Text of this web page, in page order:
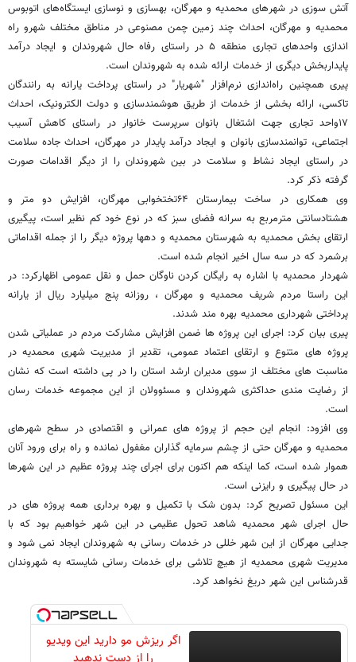
آتش سوزی در شهرهای محمدیه و مهرگان، بهسازی و نوسازی ایستگاه‌های اتوبوس
محمدیه و مهرگان، احداث چند زمین چمن مصنوعی در مناطق مختلف شهرو راه
اندازی واحدهای تجاری منطقه ۵ در راستای رفاه حال شهروندان و ایجاد درآمد
پایداربخش دیگری از خدمات ارائه شده به شهروندان است.
پیری همچنین راه‌اندازی نرم‌افزار "شهریار" در راستای پرداخت یارانه به رانندگان
تاکسی، ارائه بخشی از خدمات از طریق هوشمندسازی و دولت الکترونیک، احداث
۱۷واحد تجاری جهت اشتغال بانوان سرپرست خانوار در راستای کاهش آسیب
اجتماعی، توانمندسازی بانوان و ایجاد درآمد پایدار در مهرگان، احداث جاده سلامت
در راستای ایجاد نشاط و سلامت در بین شهروندان را از دیگر اقدامات صورت
گرفته ذکر کرد.
وی همکاری در ساخت بیمارستان ۶۴تختخوابی مهرگان، افزایش دو متر و
هشتادسانتی مترمربع به سرانه فضای سبز که در نوع خود کم نظیر است، پیگیری
ارتقای بخش محمدیه به شهرستان محمدیه و دهها پروژه دیگر را از جمله اقداماتی
برشمرد که در سه سال اخیر انجام شده است.
شهردار محمدیه با اشاره به رایگان کردن ناوگان حمل و نقل عمومی اظهارکرد: در
این راستا مردم شریف محمدیه و مهرگان ، روزانه پنج میلیارد ریال از یارانه
پرداختی شهرداری محمدیه بهره مند شدند.
پیری بیان کرد: اجرای این پروژه ها ضمن افزایش مشارکت مردم در عملیاتی شدن
پروژه های متنوع و ارتقای اعتماد عمومی، تقدیر از مدیریت شهری محمدیه در
مناسبت های مختلف از سوی مدیران ارشد استان را در پی داشته است که نشان
از رضایت مندی حداکثری شهروندان و مسئوولان از این مجموعه خدمات رسان
است.
وی افزود: انجام این حجم از پروژه های عمرانی و اقتصادی در سطح شهرهای
محمدیه و مهرگان حتی از چشم سرمایه گذاران مغفول نمانده و راه برای ورود آنان
هموار شده است، کما اینکه هم اکنون برای اجرای چند پروژه عظیم در این شهرها
در حال پیگیری و رایزنی است.
این مسئول تصریح کرد: بدون شک با تکمیل و بهره برداری همه پروژه های در
حال اجرای شهر محمدیه شاهد تحول عظیمی در این شهر خواهیم بود که با
جدایی مهرگان از این شهر خللی در خدمات رسانی به شهروندان ایجاد نمی شود و
مدیریت شهری محمدیه از هیچ تلاشی برای خدمات رسانی شایسته به شهروندان
قدرشناس این شهر دریغ نخواهد کرد.
اگر ریزش مو دارید این ویدیو